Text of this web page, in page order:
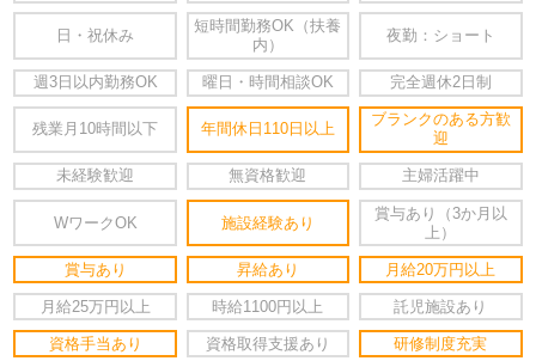
日・祝休み
短時間勤務OK（扶養
内）
夜勤：ショート
週3日以内勤務OK 曜日・時間相談OK 完全週休2日制
残業月10時間以下 年間休日110日以上
ブランクのある方歓
迎
未経験歓迎 無資格歓迎 主婦活躍中
WワークOK 施設経験あり
賞与あり（3か月以
上）
賞与あり 昇給あり 月給20万円以上
月給25万円以上 時給1100円以上 託児施設あり
資格手当あり 資格取得支援あり 研修制度充実